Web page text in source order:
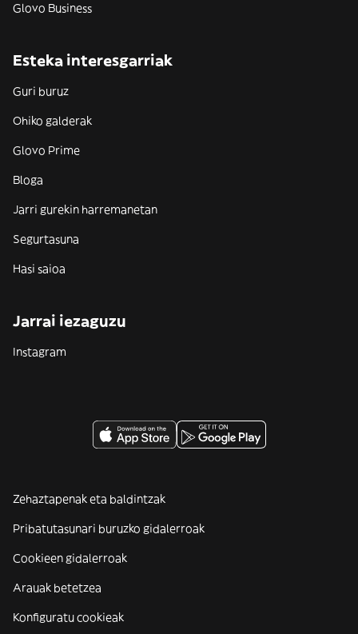
Glovo Business
Esteka interesgarriak
Guri buruz
Ohiko galderak
Glovo Prime
Bloga
Jarri gurekin harremanetan
Segurtasuna
Hasi saioa
Jarrai iezaguzu
Instagram
Zehaztapenak eta baldintzak
Pribatutasunari buruzko gidalerroak
Cookieen gidalerroak
Arauak betetzea
Konfiguratu cookieak